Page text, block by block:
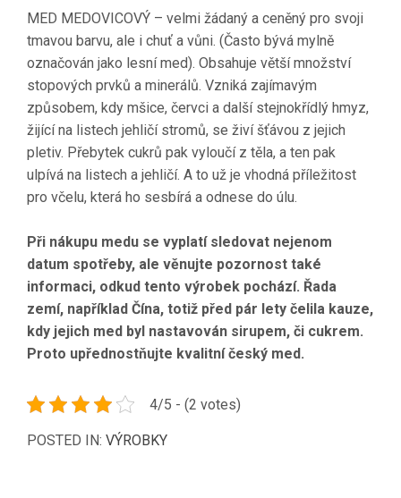
MED MEDOVICOVÝ – velmi žádaný a ceněný pro svoji
tmavou barvu, ale i chuť a vůni. (Často bývá mylně
označován jako lesní med). Obsahuje větší množství
stopových prvků a minerálů. Vzniká zajímavým
způsobem, kdy mšice, červci a další stejnokřídlý hmyz,
žijící na listech jehličí stromů, se živí šťávou z jejich
pletiv. Přebytek cukrů pak vyloučí z těla, a ten pak
ulpívá na listech a jehličí. A to už je vhodná příležitost
pro včelu, která ho sesbírá a odnese do úlu.
Při nákupu medu se vyplatí sledovat nejenom
datum spotřeby, ale věnujte pozornost také
informaci, odkud tento výrobek pochází. Řada
zemí, například Čína, totiž před pár lety čelila kauze,
kdy jejich med byl nastavován sirupem, či cukrem.
Proto upřednostňujte kvalitní český med.
4/5 - (2 votes)
POSTED IN: VÝROBKY